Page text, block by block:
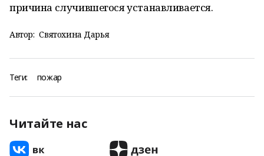
причина случившегося устанавливается.
Автор: Святохина Дарья
Теги: пожар
Читайте нас